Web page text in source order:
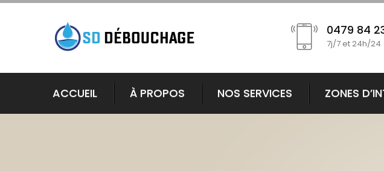
0479 84
7j/7 et 24h/24
ACCUEIL À PROPOS NOS SERVICES ZONES